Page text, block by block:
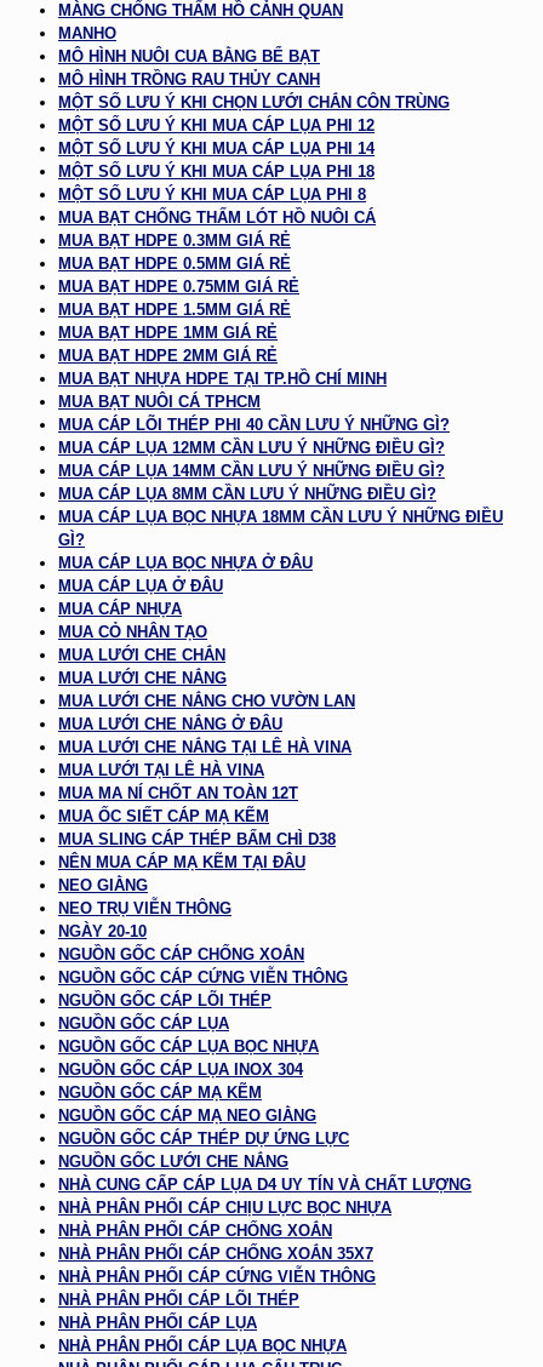
MÀNG CHỐNG THẤM HỒ CẢNH QUAN
MANHO
MÔ HÌNH NUÔI CUA BẰNG BỂ BẠT
MÔ HÌNH TRỒNG RAU THỦY CANH
MỘT SỐ LƯU Ý KHI CHỌN LƯỚI CHẮN CÔN TRÙNG
MỘT SỐ LƯU Ý KHI MUA CÁP LỤA PHI 12
MỘT SỐ LƯU Ý KHI MUA CÁP LỤA PHI 14
MỘT SỐ LƯU Ý KHI MUA CÁP LỤA PHI 18
MỘT SỐ LƯU Ý KHI MUA CÁP LỤA PHI 8
MUA BẠT CHỐNG THẤM LÓT HỒ NUÔI CÁ
MUA BẠT HDPE 0.3MM GIÁ RẺ
MUA BẠT HDPE 0.5MM GIÁ RẺ
MUA BẠT HDPE 0.75MM GIÁ RẺ
MUA BẠT HDPE 1.5MM GIÁ RẺ
MUA BẠT HDPE 1MM GIÁ RẺ
MUA BẠT HDPE 2MM GIÁ RẺ
MUA BẠT NHỰA HDPE TẠI TP.HỒ CHÍ MINH
MUA BẠT NUÔI CÁ TPHCM
MUA CÁP LÕI THÉP PHI 40 CẦN LƯU Ý NHỮNG GÌ?
MUA CÁP LỤA 12MM CẦN LƯU Ý NHỮNG ĐIỀU GÌ?
MUA CÁP LỤA 14MM CẦN LƯU Ý NHỮNG ĐIỀU GÌ?
MUA CÁP LỤA 8MM CẦN LƯU Ý NHỮNG ĐIỀU GÌ?
MUA CÁP LỤA BỌC NHỰA 18MM CẦN LƯU Ý NHỮNG ĐIỀU
GÌ?
MUA CÁP LỤA BỌC NHỰA Ở ĐÂU
MUA CÁP LỤA Ở ĐÂU
MUA CÁP NHỰA
MUA CỎ NHÂN TẠO
MUA LƯỚI CHE CHẮN
MUA LƯỚI CHE NẮNG
MUA LƯỚI CHE NẮNG CHO VƯỜN LAN
MUA LƯỚI CHE NẮNG Ở ĐÂU
MUA LƯỚI CHE NẮNG TẠI LÊ HÀ VINA
MUA LƯỚI TẠI LÊ HÀ VINA
MUA MA NÍ CHỐT AN TOÀN 12T
MUA ỐC SIẾT CÁP MẠ KẼM
MUA SLING CÁP THÉP BẤM CHÌ D38
NÊN MUA CÁP MẠ KẼM TẠI ĐÂU
NEO GIẰNG
NEO TRỤ VIỄN THÔNG
NGÀY 20-10
NGUỒN GỐC CÁP CHỐNG XOẮN
NGUỒN GỐC CÁP CỨNG VIỄN THÔNG
NGUỒN GỐC CÁP LÕI THÉP
NGUỒN GỐC CÁP LỤA
NGUỒN GỐC CÁP LỤA BỌC NHỰA
NGUỒN GỐC CÁP LỤA INOX 304
NGUỒN GỐC CÁP MẠ KẼM
NGUỒN GỐC CÁP MẠ NEO GIẰNG
NGUỒN GỐC CÁP THÉP DỰ ỨNG LỰC
NGUỒN GỐC LƯỚI CHE NẮNG
NHÀ CUNG CẤP CÁP LỤA D4 UY TÍN VÀ CHẤT LƯỢNG
NHÀ PHÂN PHỐI CÁP CHỊU LỰC BỌC NHỰA
NHÀ PHÂN PHỐI CÁP CHỐNG XOẮN
NHÀ PHÂN PHỐI CÁP CHỐNG XOẮN 35X7
NHÀ PHÂN PHỐI CÁP CỨNG VIỄN THÔNG
NHÀ PHÂN PHỐI CÁP LÕI THÉP
NHÀ PHÂN PHỐI CÁP LỤA
NHÀ PHÂN PHỐI CÁP LỤA BỌC NHỰA